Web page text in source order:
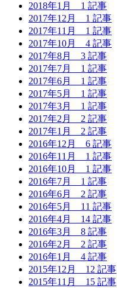
2018年1月 1 記事
2017年12月 1 記事
2017年11月 1 記事
2017年10月 4 記事
2017年8月 3 記事
2017年7月 1 記事
2017年6月 1 記事
2017年5月 1 記事
2017年3月 1 記事
2017年2月 2 記事
2017年1月 2 記事
2016年12月 6 記事
2016年11月 1 記事
2016年10月 1 記事
2016年7月 1 記事
2016年6月 2 記事
2016年5月 11 記事
2016年4月 14 記事
2016年3月 8 記事
2016年2月 2 記事
2016年1月 4 記事
2015年12月 12 記事
2015年11月 15 記事